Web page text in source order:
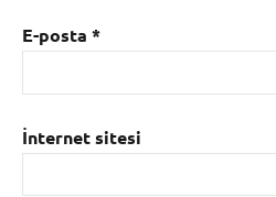
E-posta *
İnternet sitesi